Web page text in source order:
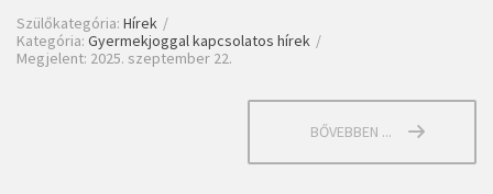
Szülőkategória: Hírek
Kategória: Gyermekjoggal kapcsolatos hírek
Megjelent: 2025. szeptember 22.
BŐVEBBEN ...